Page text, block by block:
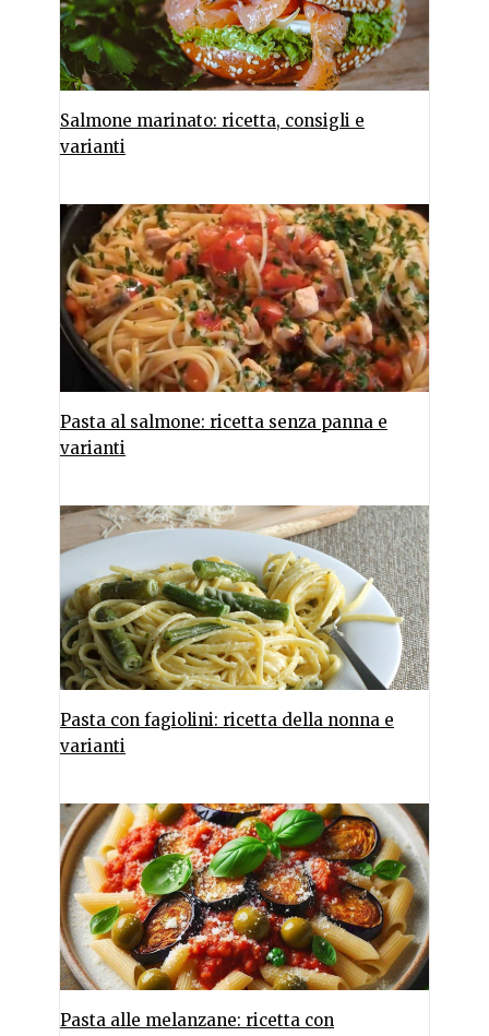
Salmone marinato: ricetta, consigli e
varianti
Pasta al salmone: ricetta senza panna e
varianti
Pasta con fagiolini: ricetta della nonna e
varianti
Pasta alle melanzane: ricetta con